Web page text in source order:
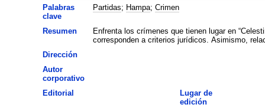
Palabras
clave
Partidas; Hampa; Crimen
Resumen
Enfrenta los crímenes que tienen lugar en
corresponden a criterios jurídicos. Asimismo,
Dirección
Autor
corporativo
Editorial
Lugar de
edición